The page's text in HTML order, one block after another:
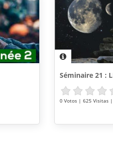
Séminaire 21 :
0 Votos | 625 Visitas |